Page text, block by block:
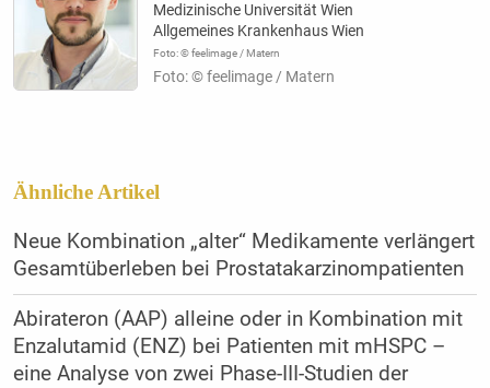
Medizinische Universität Wien
Allgemeines Krankenhaus Wien
Foto: © feelimage / Matern
Foto: © feelimage / Matern
Ähnliche Artikel
Neue Kombination „alter“ Medikamente verlängert
Gesamtüberleben bei Prostatakarzinompatienten
Abirateron (AAP) alleine oder in Kombination mit
Enzalutamid (ENZ) bei Patienten mit mHSPC –
eine Analyse von zwei Phase-III-Studien der